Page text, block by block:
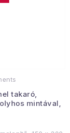
takaró,
mintával,